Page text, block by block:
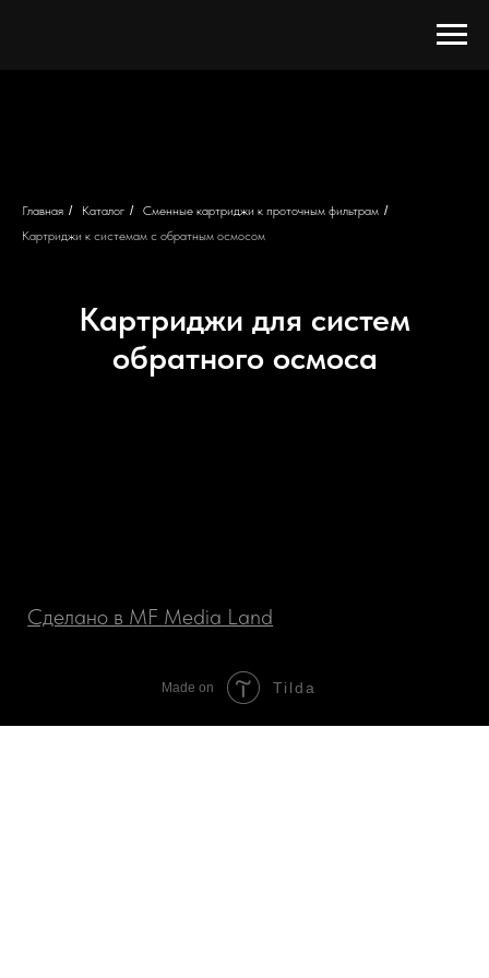
Главная / Каталог / Сменные картриджи к проточным фильтрам /
Картриджи к системам с обратным осмосом
Картриджи для систем
обратного осмоса
Made on Tilda